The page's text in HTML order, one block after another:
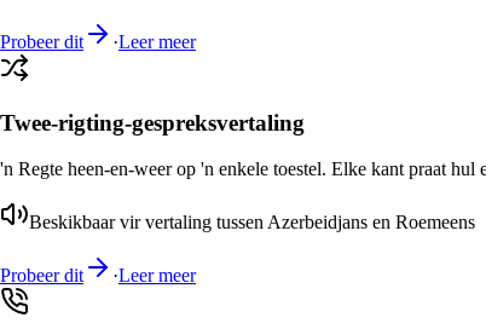
Probeer dit ·Leer meer
Twee-rigting-gespreksvertaling
'n Regte heen-en-weer op 'n enkele toestel. Elke kant praat hul
Beskikbaar vir vertaling tussen Azerbeidjans en Roemeens
Probeer dit ·Leer meer